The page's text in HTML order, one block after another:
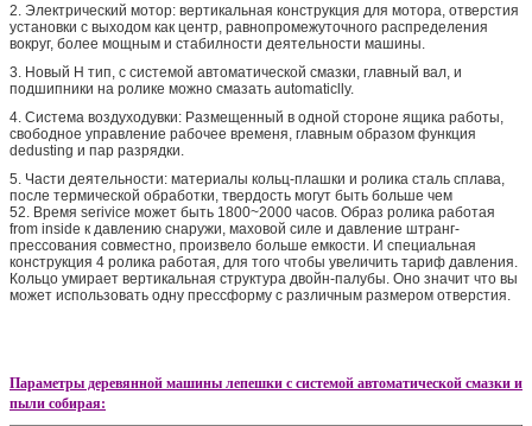
2. Электрический мотор: вертикальная конструкция для мотора, отверстия
установки с выходом как центр, равнопромежуточного распределения
вокруг, более мощным и стабилности деятельности машины.
3. Новый Н тип, с системой автоматической смазки, главный вал, и
подшипники на ролике можно смазать automaticlly.
4. Система воздуходувки: Размещенный в одной стороне ящика работы,
свободное управление рабочее временя, главным образом функция
dedusting и пар разрядки.
5. Части деятельности: материалы кольц-плашки и ролика сталь сплава,
после термической обработки, твердость могут быть больше чем
52. Время serivice может быть 1800~2000 часов. Образ ролика работая
from inside к давлению снаружи, маховой силе и давление штранг-
прессования совместно, произвело больше емкости. И специальная
конструкция 4 ролика работая, для того чтобы увеличить тариф давления.
Кольцо умирает вертикальная структура двойн-палубы. Оно значит что вы
может использовать одну прессформу с различным размером отверстия.
Параметры деревянной машины лепешки с системой автоматической смазки и
пыли собирая: